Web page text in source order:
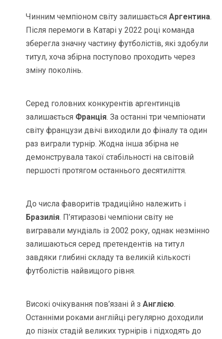
Чинним чемпіоном світу залишаєтьсяАргентина.
Після перемоги в Катарі у 2022 році команда
зберегла значну частину футболістів, які здобули
титул, хоча збірна поступово проходить через
зміну поколінь.
Серед головних конкурентів аргентинців
залишається Франція. За останні три чемпіонати
світу французи двічі виходили до фіналу та один
раз виграли турнір. Жодна інша збірна не
демонструвала такої стабільності на світовій
першості протягом останнього десятиліття.
До числа фаворитів традиційно належить і
Бразилія. П’ятиразові чемпіони світу не
вигравали мундіаль із 2002 року, однак незмінно
залишаються серед претендентів на титул
завдяки глибині складу та великій кількості
футболістів найвищого рівня.
Високі очікування пов’язані й зАнглією.
Останніми роками англійці регулярно доходили
до пізніх стадій великих турнірів і підходять до